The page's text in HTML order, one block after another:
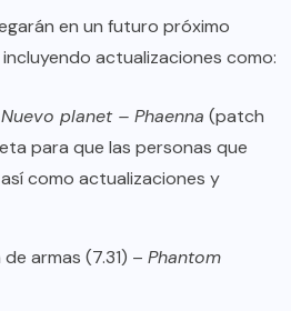
en un futuro próximo
actualizaciones como:
planet – Phaenna (patch
para que las personas que
como actualizaciones y
armas (7.31) – Phantom